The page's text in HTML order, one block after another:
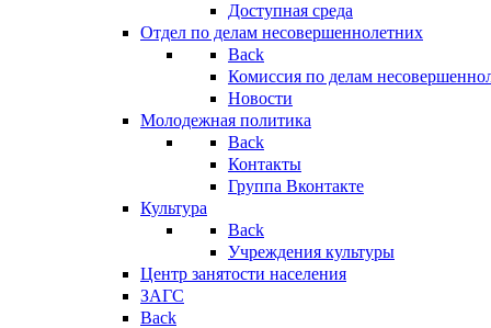
Доступная среда
Отдел по делам несовершеннолетних
Back
Комиссия по делам
Новости
Молодежная политика
Back
Контакты
Группа Вконтакте
Культура
Back
Учреждения культуры
Центр занятости населения
ЗАГС
Back